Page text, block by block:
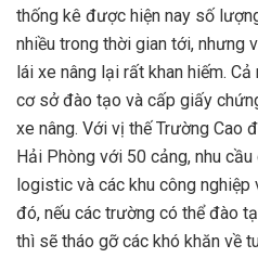
thống kê được hiện nay số
nhiều trong thời gian tới, nhưng
lái xe nâng lại rất khan hiếm.
cơ sở đào tạo và cấp giấy
xe nâng. Với vị thế Trường Cao
Hải Phòng với 50 cảng, nhu
logistic và các khu công nghiệp
đó, nếu các trường có thể đào
thì sẽ tháo gỡ các khó khăn về